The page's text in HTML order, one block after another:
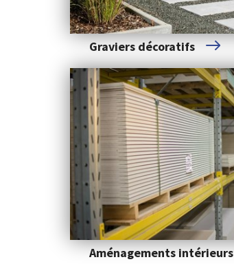
Graviers décoratifs
Aménagements intérieurs